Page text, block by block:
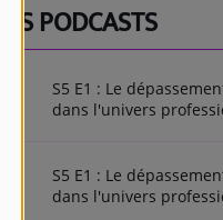
PODCASTS
S5 E1 : Le
dans l'univers
S5 E1 : Le
dans l'univers